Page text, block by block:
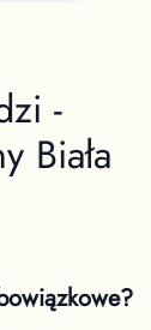
-
Biała